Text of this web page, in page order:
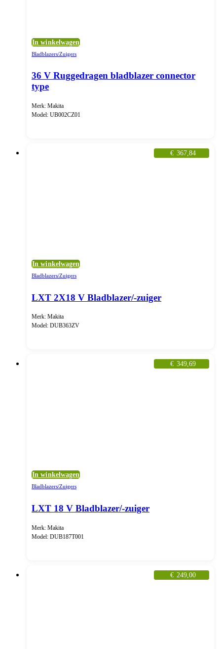
In winkelwagen
Bladblazers/Zuigers
36 V Ruggedragen bladblazer connector
type
Merk: Makita
Model: UB002CZ01
€ 367,84
In winkelwagen
Bladblazers/Zuigers
LXT 2X18 V Bladblazer/-zuiger
Merk: Makita
Model: DUB363ZV
€ 349,69
In winkelwagen
Bladblazers/Zuigers
LXT 18 V Bladblazer/-zuiger
Merk: Makita
Model: DUB187T001
€ 249,00